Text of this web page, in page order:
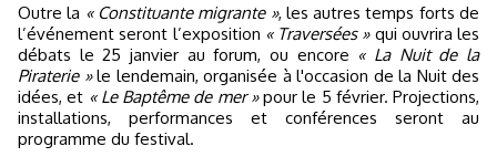
Outre la « Constituante migrante », les autres temps forts de
l’événement seront l’exposition « Traversées »qui ouvrira les
débats le 25 janvier au forum, ou encore « La Nuit de la
Piraterie »le lendemain, organisée à l'occasion de la Nuit des
idées, et « Le Baptême de mer »pour le 5 février. Projections,
installations, performances et conférences seront au
programme du festival.